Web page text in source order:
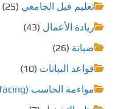
تعليم قبل الجامعي (25)
ريادة الأعمال (43)
صيانة (26)
قواعد البيانات (10)
مواءمة الحاسب (PC Interfacing)